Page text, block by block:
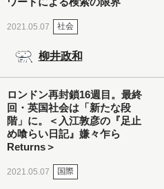
2021.05.07 社会
柳井政和
ロンドン再封鎖16週目。最終
回・英国社会は「新たな段
階」に。＜入江敦彦の『足止
め喰らい日記』嫌々乍ら
Returns＞
2021.05.07 国際